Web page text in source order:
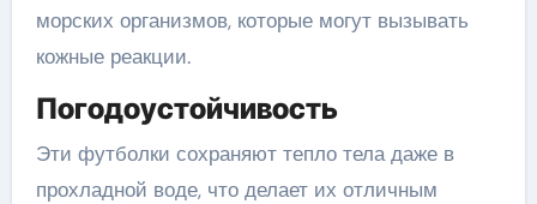
морских организмов, которые могут вызывать
кожные реакции.
Погодоустойчивость
Эти футболки сохраняют тепло тела даже в
прохладной воде, что делает их отличным